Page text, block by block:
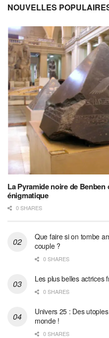
NOUVELLES
La Pyramide noire de Benben
énigmatique
0 SHARES
Que faire si on tombe
couple ?
0 SHARES
Les plus belles actrices
0 SHARES
Univers 25 : Des
monde !
0 SHARES